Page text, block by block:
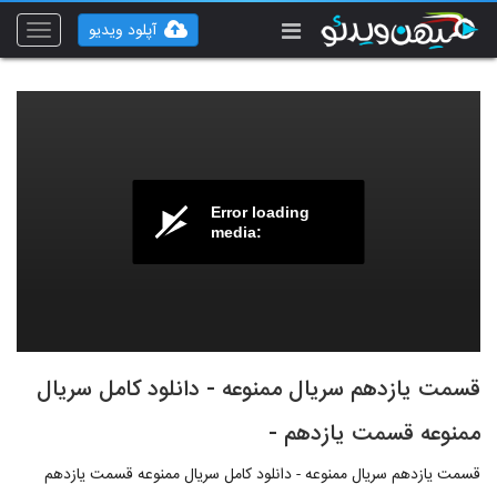
Toggle
آپلود ویدیو
Error loading
media:
قسمت یازدهم سریال ممنوعه - دانلود کامل سریال
ممنوعه قسمت یازدهم -
قسمت یازدهم سریال ممنوعه - دانلود کامل سریال ممنوعه قسمت یازدهم